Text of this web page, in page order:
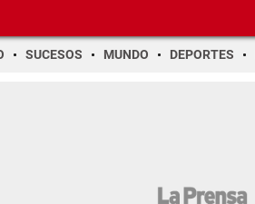
SUCESOS MUNDO DEPORTES